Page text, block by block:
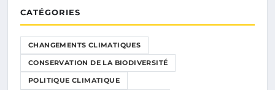
CATÉGORIES
CHANGEMENTS CLIMATIQUES
CONSERVATION DE LA BIODIVERSITÉ
POLITIQUE CLIMATIQUE